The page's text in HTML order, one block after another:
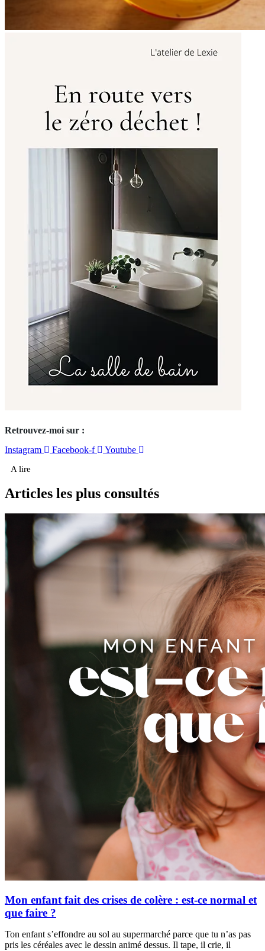
Retrouvez-moi sur :
Instagram
Facebook-f Youtube
A lire
Articles les plus consultés
Mon enfant fait des crises de colère : est-ce normal et
que faire ?
Ton enfant s’effondre au sol au supermarché parce que tu n’as pas
pris les céréales avec le dessin animé dessus. Il tape, il crie, il